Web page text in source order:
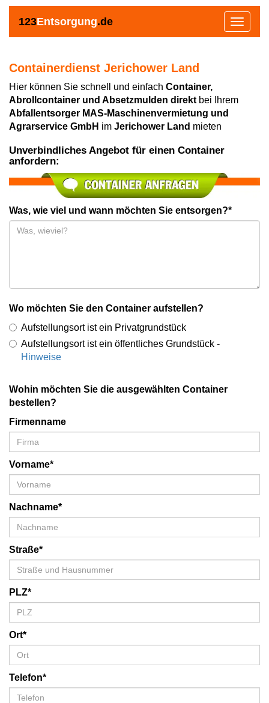
123Entsorgung.de
Toggle
Containerdienst Jerichower Land
Hier können Sie schnell und einfach Container,
Abrollcontainer und Absetzmulden direkt bei Ihrem
Abfallentsorger MAS-Maschinenvermietung und
Agrarservice GmbH im Jerichower Land mieten
Unverbindliches Angebot für einen Container
anfordern:
Was, wie viel und wann möchten Sie entsorgen?*
Wo möchten Sie den Container aufstellen?
Aufstellungsort ist ein Privatgrundstück
Aufstellungsort ist ein öffentliches Grundstück -
Hinweise
Wohin möchten Sie die ausgewählten Container
bestellen?
Firmenname
Vorname*
Nachname*
Straße*
PLZ*
Ort*
Telefon*